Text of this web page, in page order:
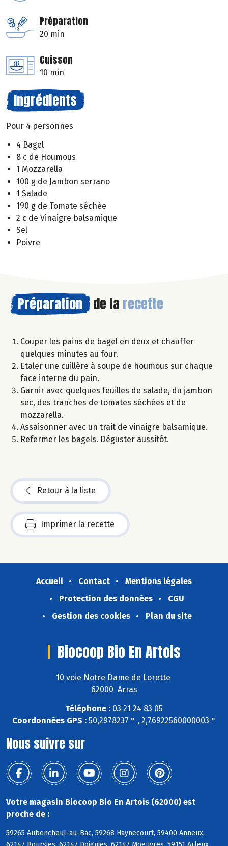
Préparation
20 min
Cuisson
10 min
Ingrédients
Pour 4 personnes
4 Bagel
8 c de Houmous
1 Mozzarella
100 g de Jambon serrano
1 Salade
190 g de Tomate séchée
2 c de Vinaigre balsamique
Sel
Poivre
Préparation de la recette
Couper les pains de bagel en deux et chauffer
quelques minutes au four.
Etaler une cuillère à soupe de houmous sur chaque
face interne du pain.
Garnir avec quelques feuilles de salade, du jambon
sec, des tranches de tomates séchées et de
mozzarella.
Assaisonner avec un trait de vinaigre balsamique.
Refermer les bagels. Déguster aussitôt.
Retour à la liste
Imprimer la recette
Accueil Contact
Mentions légales
Protection des données
CGU
Gestion des cookies
Plan du site
Biocoop Bio En Artois
10 voie Notre Dame de Lorette
62000 Arras
Téléphone : 03 21 24 83 05
Coordonnées GPS : 50,2978237 ° , 2,76922560000003 °
Nous suivre sur
Votre magasin Biocoop Bio En Artois (62000) est
proche de :
59265 Aubencheul-au-Bac, 59268 Haynecourt, 59400 Anneux,